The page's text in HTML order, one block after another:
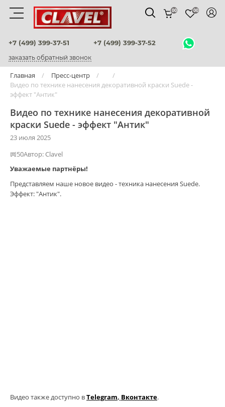
+7 (499) 399-37-51 +7 (499) 399-37-52
заказать обратный звонок
00 00
Материалы
штукатурки венецианские
декоративные краски
фактурные штукатурки
флоки
краски
Главная
Пресс-центр
Видео по технике нанесения декоративной краски Suede -
эффект "Антик"
Видео по технике нанесения декоративной
краски Suede - эффект "Антик"
23 июля 2025
50Автор: Clavel
Уважаемые партнёры!
Представляем наше новое видео - техника нанесения Suede.
Эффект: "Антик".
Видео также доступно вTelegram, Вконтакте.